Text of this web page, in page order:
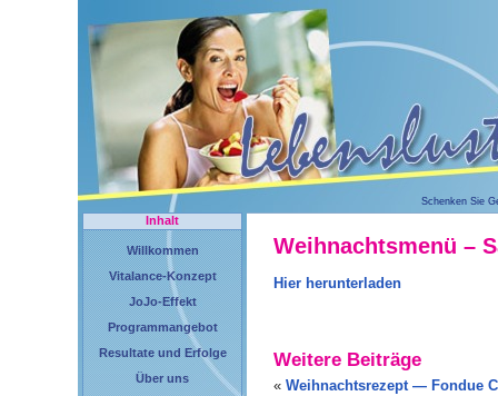
Schenken Sie
Inhalt
Willkommen
Vitalance-Konzept
JoJo-Effekt
Programmangebot
Resultate und Erfolge
Über uns
Weihnachtsmenü –
Hier herunterladen
Weitere Beiträge
« Weihnachtsrezept — Fondue